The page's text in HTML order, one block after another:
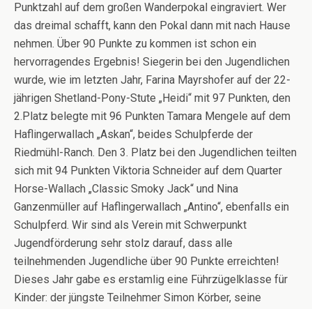
Punktzahl auf dem großen Wanderpokal eingraviert. Wer
das dreimal schafft, kann den Pokal dann mit nach Hause
nehmen. Über 90 Punkte zu kommen ist schon ein
hervorragendes Ergebnis! Siegerin bei den Jugendlichen
wurde, wie im letzten Jahr, Farina Mayrshofer auf der 22-
jährigen Shetland-Pony-Stute „Heidi“ mit 97 Punkten, den
2.Platz belegte mit 96 Punkten Tamara Mengele auf dem
Haflingerwallach „Askan“, beides Schulpferde der
Riedmühl-Ranch. Den 3. Platz bei den Jugendlichen teilten
sich mit 94 Punkten Viktoria Schneider auf dem Quarter
Horse-Wallach „Classic Smoky Jack“ und Nina
Ganzenmüller auf Haflingerwallach „Antino“, ebenfalls ein
Schulpferd. Wir sind als Verein mit Schwerpunkt
Jugendförderung sehr stolz darauf, dass alle
teilnehmenden Jugendliche über 90 Punkte erreichten!
Dieses Jahr gabe es erstamlig eine Führzügelklasse für
Kinder: der jüngste Teilnehmer Simon Körber, seine